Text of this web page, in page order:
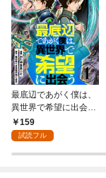
最底辺であがく僕は、
異世界で希望に出会う
～自分だけゲームのよ
うな異世界に行けるよ
ルを上げてみんなを見
159
試読フル